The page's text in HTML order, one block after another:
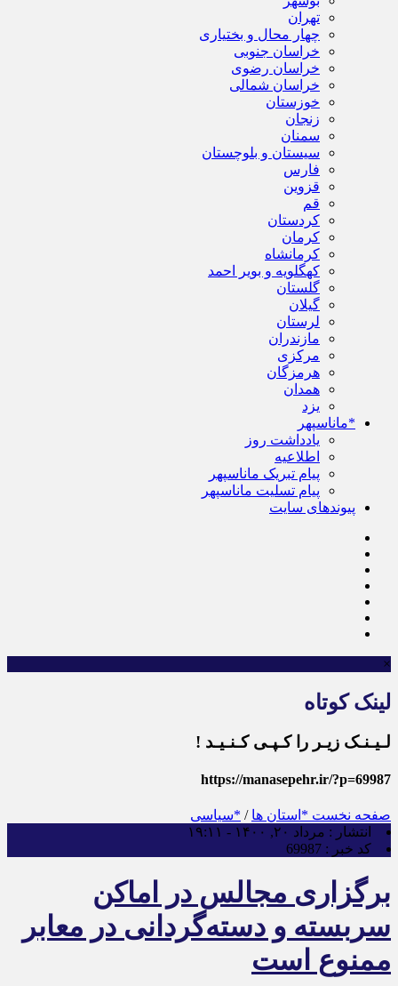
تهران
چهار محال و بختیاری
خراسان جنوبی
خراسان رضوی
خراسان شمالی
خوزستان
زنجان
سمنان
سیستان و بلوچستان
فارس
قزوین
قم
کردستان
کرمان
کرمانشاه
کهگلویه و بویر احمد
گلستان
گیلان
لرستان
مازندران
مرکزی
هرمزگان
همدان
یزد
*ماناسپهر
یادداشت روز
اطلاعیه
پیام تبریک ماناسپهر
پیام تسلیت ماناسپهر
پیوندهای سایت
×
لینک کوتاه
لـیـنـک زیـر را کـپـی کـنـیـد !
https://manasepehr.ir/?p=69987
صفحه نخست *استان ها / *سیاسی
انتشار : مرداد ۲۰, ۱۴۰۰ - ۱۹:۱۱
کد خبر : 69987
برگزاری مجالس در اماکن
سربسته و دسته‌گردانی در معابر
ممنوع است